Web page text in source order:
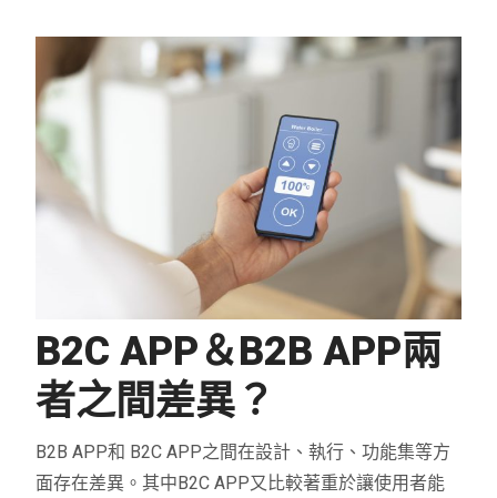
B2C APP＆B2B APP兩
者之間差異？
B2B APP和 B2C APP之間在設計、執行、功能集等方
面存在差異。其中B2C APP又比較著重於讓使用者能